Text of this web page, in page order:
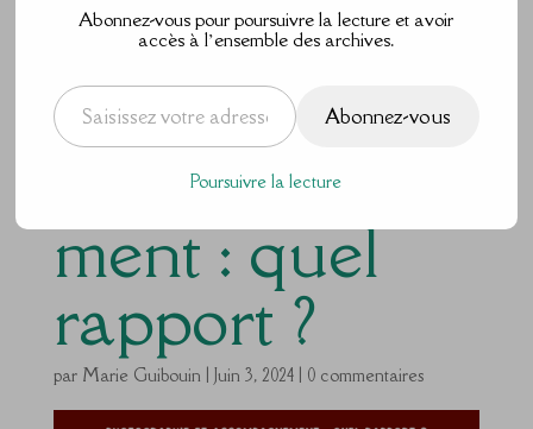
Photographie
et
accompagne
ment : quel
rapport ?
par Marie Guibouin | Juin 3, 2024| 0 commentaires
Abonnez-vous pour poursuivre la lecture et avoir
accès à l’ensemble des archives.
Saisissez votre adresse e-mail…
Abonnez-vous
Poursuivre la lecture